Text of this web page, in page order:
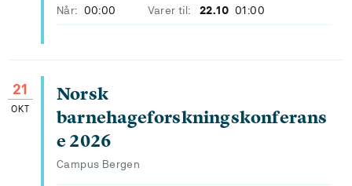
Når: 00:00 Varer til: 22.10 01:00
21
OKT
Norsk
barnehageforskningskonferans
e 2026
Campus Bergen